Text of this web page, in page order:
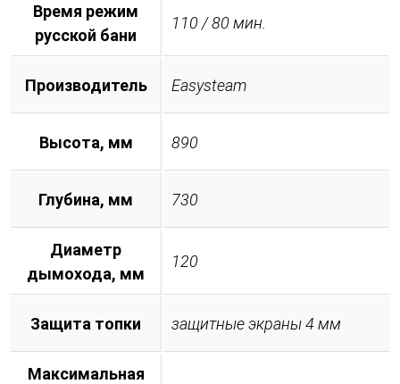
Время режим
русской бани
110 / 80 мин.
Производитель Easysteam
Высота, мм 890
Глубина, мм 730
Диаметр
дымохода, мм
120
Защита топки защитные экраны 4 мм
Максимальная